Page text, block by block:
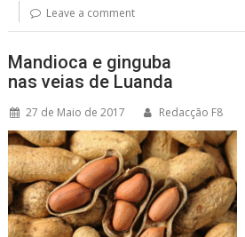
Leave a comment
Mandioca e ginguba
nas veias de Luanda
27 de Maio de 2017 Redacção F8